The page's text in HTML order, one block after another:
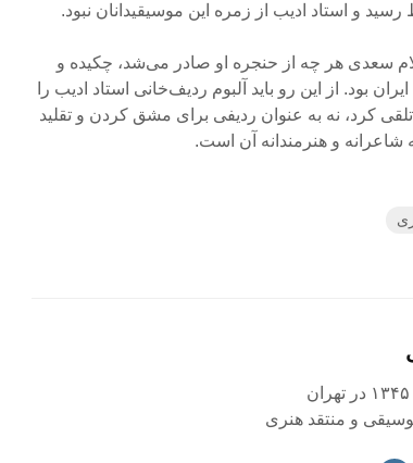
و استاد ادیب از زمره این موسیقیدانان نبود.
سعدی هر چه از حنجره او صادر می‌شد، چکیده و
بود. از این رو باید آلبوم ردیف‌خانی استاد ادیب را
کرد، نه به عنوان ردیفی برای مشق کردن و تقلید
شاعرانه و هنرمندانه آن است.
و منتقد هنری